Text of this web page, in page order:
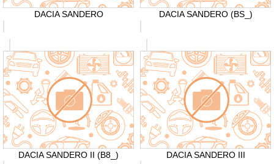
DACIA SANDERO DACIA SANDERO (BS_)
DACIA SANDERO II (B8_) DACIA SANDERO III